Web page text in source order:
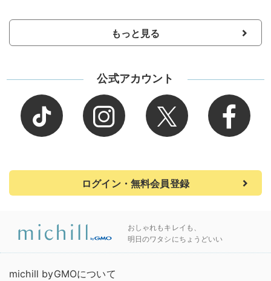
もっと見る
公式アカウント
ログイン・無料会員登録
おしゃれもキレイも、
明日のワタシにちょうどいい
michill byGMOについて